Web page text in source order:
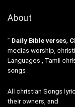
About
” Daily Bible verses,
medias worship,
Languages , Tamil
songs .
All christian Songs
their owners, and